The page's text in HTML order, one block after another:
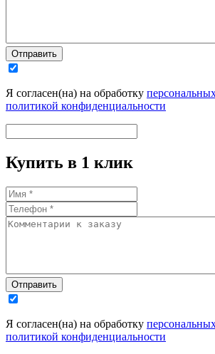
Отправить
Я согласен(на) на обработку
политикой конфиденциальности
Купить в 1 клик
Отправить
Я согласен(на) на обработку
политикой конфиденциальности